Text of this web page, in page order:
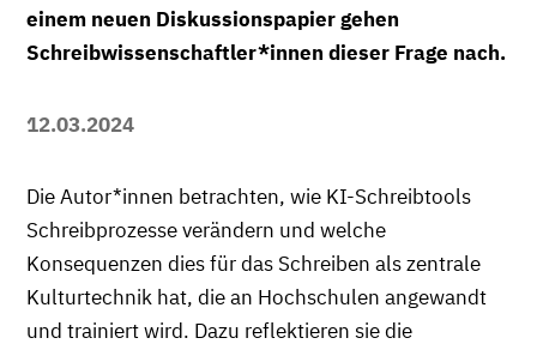
einem neuen Diskussionspapier gehen
Schreibwissenschaftler*innen dieser Frage nach.
12.03.2024
Die Autor*innen betrachten, wie KI-Schreibtools
Schreibprozesse verändern und welche
Konsequenzen dies für das Schreiben als zentrale
Kulturtechnik hat, die an Hochschulen angewandt
und trainiert wird. Dazu reflektieren sie die